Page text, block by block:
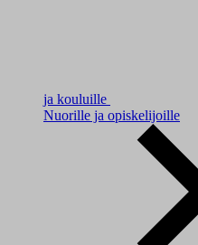
ja kouluille
Nuorille ja opiskelijoille